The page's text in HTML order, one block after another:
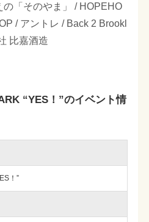
「そのやま」 / HOPEHO
/ アントレ / Back 2 Brookl
比嘉酒造
“YES！”のイベント情
！”